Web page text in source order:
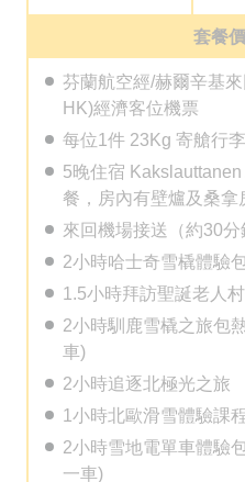
套餐
芬蘭航空經/赫爾辛基
HK)經濟客位機票
每位1件 23Kg 寄艙行
5晚住宿
餐，房內有壁爐及桑拿
來回機場接送（約30分
2小時哈士奇雪橇體驗
1.5小時拜訪聖誕老人
2小時馴鹿雪橇之旅包
車)
2小時追逐北極光之旅
1小時北歐滑雪體驗課
2小時雪地電單車體驗
一車)